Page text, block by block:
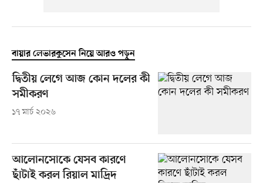
বায়ার লেভারকুসেন নিয়ে আরও পড়ুন
দ্বিতীয় লেগে আজ কোন দলের কী
সমীকরণ
১৭ মার্চ ২০২৬
আলোনসোকে যেসব কারণে
ছাঁটাই করল রিয়াল মাদ্রিদ